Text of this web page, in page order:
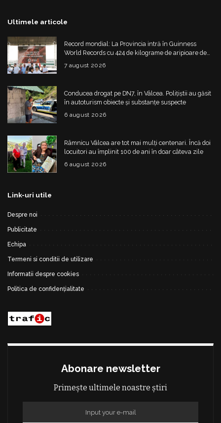
Ultimele articole
Record mondial: La Provincia intră în Guinness
World Records cu 424 de kilograme de aripioare de
pui servite la un eveniment
7 august 2026
Conducea drogat pe DN7, în Vâlcea. Polițiștii au găsit
în autoturism obiecte și substanțe suspecte
6 august 2026
Râmnicu Vâlcea are tot mai mulți centenari. Încă doi
locuitori au împlinit 100 de ani în doar câteva zile
6 august 2026
Link-uri utile
Despre noi
Publicitate
Echipa
Termeni si conditii de utilizare
Informatii despre cookies
Politica de confidențialitate
Abonare newsletter
Primește ultimele noastre știri